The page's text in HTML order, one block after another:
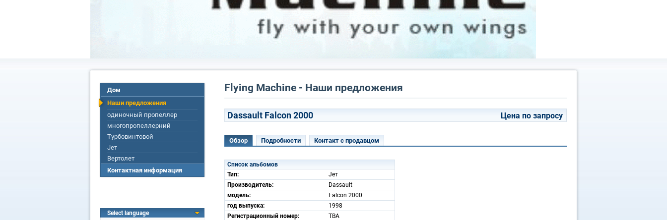
Дом
Наши предложения
одиночный пропеллер
многопропеллерний
Турбовинтовой
Jет
Вертолет
Контактная информация
Select language
Flying Machine - Наши предложения
Dassault Falcon 2000 Цена по запросу
Обзор Подробности Контакт с продавцом
Список альбомов
Тип:
Jет
Производитель:
Dassault
модель:
Falcon 2000
год выпуска:
1998
Регистрационный номер:
TBA